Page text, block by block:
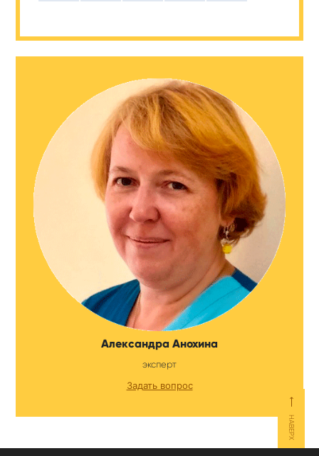
Александра Анохина
эксперт
Задать вопрос
⟵
НАВЕРХ